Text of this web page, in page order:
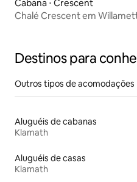
Cabana ⋅ Crescent
Chalé Crescent em
Destinos para
Outros tipos de acomodações
Aluguéis de cabanas
Klamath
Aluguéis de casas
Klamath